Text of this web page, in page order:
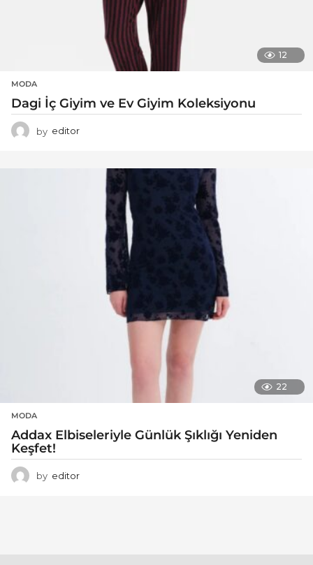
12
MODA
Dagi İç Giyim ve Ev Giyim Koleksiyonu
by editor
22
MODA
Addax Elbiseleriyle Günlük Şıklığı Yeniden
Keşfet!
by editor